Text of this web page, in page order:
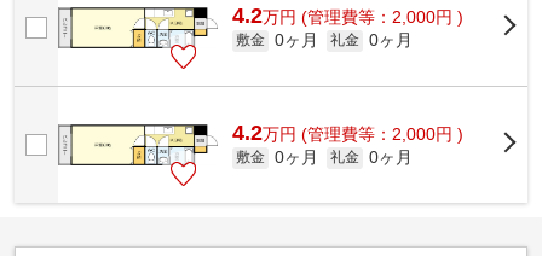
4.2万円 (管理費等：2,000円 )
敷金 0ヶ月 礼金 0ヶ月
4.2万円 (管理費等：2,000円 )
敷金 0ヶ月 礼金 0ヶ月